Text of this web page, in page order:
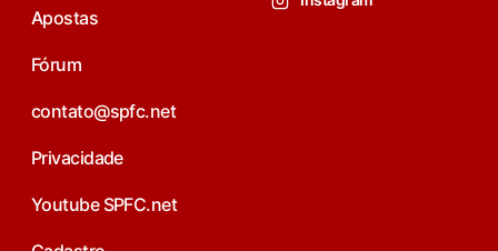
Apostas
Fórum
contato@spfc.net
Privacidade
Youtube SPFC.net